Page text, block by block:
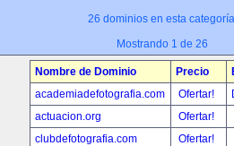
26 dominios en esta
Mostrando 1 de 26
Nombre de Dominio Precio
academiadefotografia.com
Ofertar!
actuacion.org
Ofertar!
clubdefotografia.com
Ofertar!